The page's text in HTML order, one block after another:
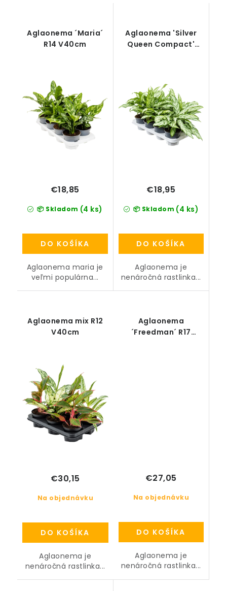
Aglaonema ´Maria´
R14 V40cm
📦 Skladom (4 ks)
€18,85
DO KOŠÍKA
Aglaonema maria je
veľmi populárna...
Aglaonema 'Silver
Queen Compact'
📦 Skladom (4 ks)
€18,95
DO KOŠÍKA
Aglaonema je
nenáročná rastlinka...
Aglaonema mix R12
V40cm
Na objednávku
€30,15
DO KOŠÍKA
Aglaonema je
nenáročná rastlinka...
Aglaonema
´Freedman´ R17
Na objednávku
€27,05
DO KOŠÍKA
Aglaonema je
nenáročná rastlinka...